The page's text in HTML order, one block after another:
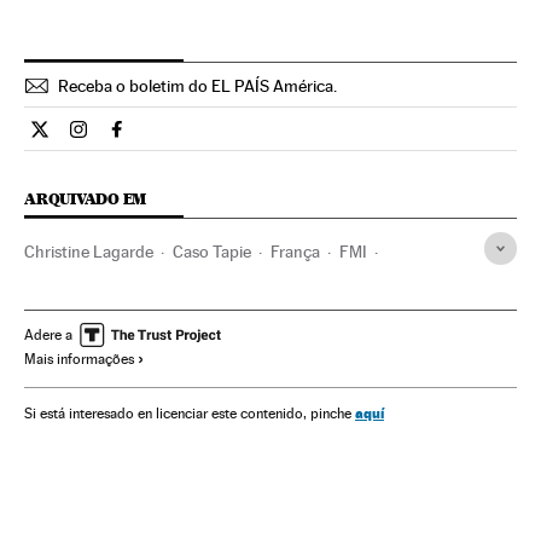
Receba o boletim do EL PAÍS América.
Economia El País Brasil en Twitter
Economia El País Brasil en Instagram
Economia El País Brasil en Facebook
ARQUIVADO EM
Christine Lagarde Caso Tapie França FMI
Europa Organizações internacionais
Relações exteriores
Adere a
Mais informações
Si está interesado en licenciar este contenido, pinche aquí